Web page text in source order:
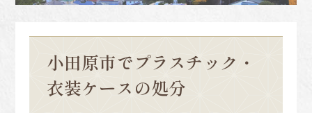
小田原市でプラスチック・
衣装ケースの処分